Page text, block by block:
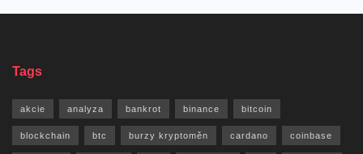
Tags
akcie analyza bankrot binance bitcoin
blockchain btc burzy kryptoměn cardano coinbase